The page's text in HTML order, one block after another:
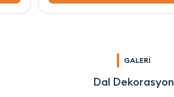
GALERİ
Dal Dekorasyon